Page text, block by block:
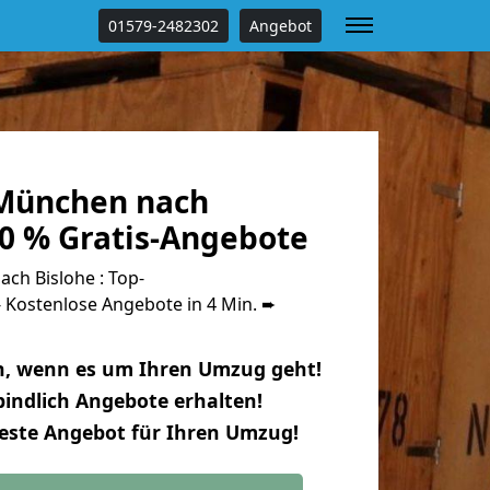
01579-2482302 Angebot
nach
% Gratis-Angebote
Bislohe : Top-
Angebote in 4 Min. ➨
wenn es um Ihren Umzug geht!
Angebote erhalten!
Angebot für Ihren Umzug!